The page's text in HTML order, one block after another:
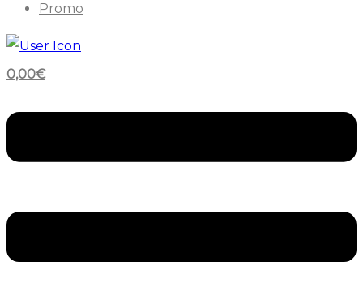
Promo
0,00€